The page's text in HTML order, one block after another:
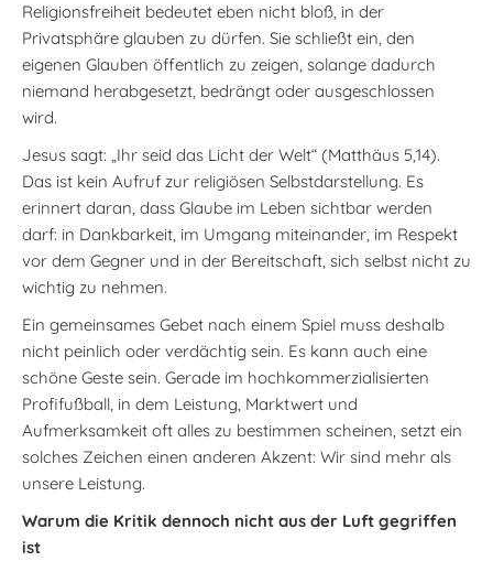
Religionsfreiheit bedeutet eben nicht bloß, in der
Privatsphäre glauben zu dürfen. Sie schließt ein, den
eigenen Glauben öffentlich zu zeigen, solange dadurch
niemand herabgesetzt, bedrängt oder ausgeschlossen
wird.
Jesus sagt: „Ihr seid das Licht der Welt“ (Matthäus 5,14).
Das ist kein Aufruf zur religiösen Selbstdarstellung. Es
erinnert daran, dass Glaube im Leben sichtbar werden
darf: in Dankbarkeit, im Umgang miteinander, im Respekt
vor dem Gegner und in der Bereitschaft, sich selbst nicht zu
wichtig zu nehmen.
Ein gemeinsames Gebet nach einem Spiel muss deshalb
nicht peinlich oder verdächtig sein. Es kann auch eine
schöne Geste sein. Gerade im hochkommerzialisierten
Profifußball, in dem Leistung, Marktwert und
Aufmerksamkeit oft alles zu bestimmen scheinen, setzt ein
solches Zeichen einen anderen Akzent: Wir sind mehr als
unsere Leistung.
Warum die Kritik dennoch nicht aus der Luft gegriffen
ist